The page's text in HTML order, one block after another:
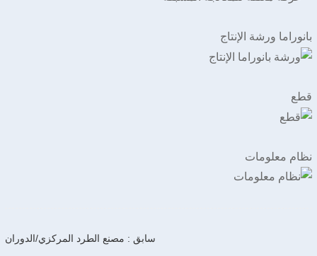
بانوراما ورشة الإنتاج
قطع
نظام معلومات
سابق : مصنع الطرد المركزي/الدوران